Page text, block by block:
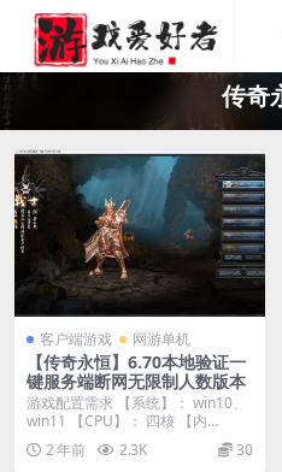
传奇
客户端游戏 网游单机
【传奇永恒】6.70本地验证一
键服务端断网无限制人数版本
游戏配置需求 【系统】： win10、
win11 【CPU】： 四核 【内
存】：...
2 年前 2.3K 30